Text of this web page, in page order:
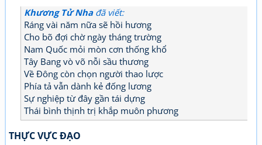
Khương Tử Nhađã viết:
Ráng vài năm nữa sẽ hồi hương
Cho bõ đợi chờ ngày tháng trường
Nam Quốc mỏi mòn cơn thống khổ
Tây Bang vò võ nỗi sầu thương
Về Đông còn chọn người thao lược
Phía tả vẫn dành kẻ đống lương
Sự nghiệp từ đây gần tái dựng
Thái bình thịnh trị khắp muôn phương
THỰC VỰC ĐẠO